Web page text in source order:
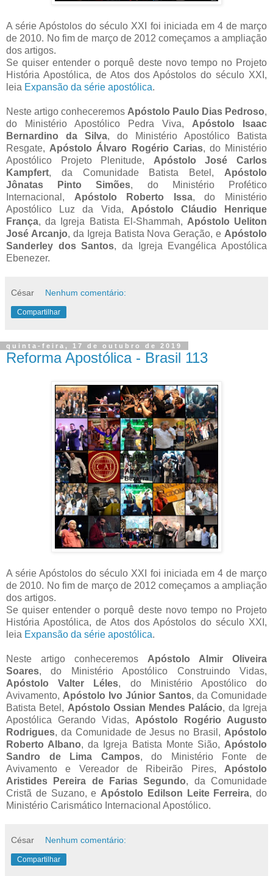
A série Apóstolos do século XXI foi iniciada em 4 de março
de 2010. No fim de março de 2012 começamos a ampliação
dos artigos.
Se quiser entender o porquê deste novo tempo no Projeto
História Apostólica, de Atos dos Apóstolos do século XXI,
leia Expansão da série apostólica.
Neste artigo conheceremos Apóstolo Paulo Dias Pedroso,
do Ministério Apostólico Pedra Viva, Apóstolo Isaac
Bernardino da Silva, do Ministério Apostólico Batista
Resgate, Apóstolo Álvaro Rogério Carias, do Ministério
Apostólico Projeto Plenitude, Apóstolo José Carlos
Kampfert, da Comunidade Batista Betel, Apóstolo
Jônatas Pinto Simões, do Ministério Profético
Internacional, Apóstolo Roberto Issa, do Ministério
Apostólico Luz da Vida, Apóstolo Cláudio Henrique
França, da Igreja Batista El-Shammah, Apóstolo Ueliton
José Arcanjo, da Igreja Batista Nova Geração, e Apóstolo
Sanderley dos Santos, da Igreja Evangélica Apostólica
Ebenezer.
César Nenhum comentário:
Compartilhar
quinta-feira, 17 de outubro de 2019
Reforma Apostólica - Brasil 113
A série Apóstolos do século XXI foi iniciada em 4 de março
de 2010. No fim de março de 2012 começamos a ampliação
dos artigos.
Se quiser entender o porquê deste novo tempo no Projeto
História Apostólica, de Atos dos Apóstolos do século XXI,
leia Expansão da série apostólica.
Neste artigo conheceremos Apóstolo Almir Oliveira
Soares, do Ministério Apostólico Construindo Vidas,
Apóstolo Valter Léles, do Ministério Apostólico do
Avivamento, Apóstolo Ivo Júnior Santos, da Comunidade
Batista Betel, Apóstolo Ossian Mendes Palácio, da Igreja
Apostólica Gerando Vidas, Apóstolo Rogério Augusto
Rodrigues, da Comunidade de Jesus no Brasil, Apóstolo
Roberto Albano, da Igreja Batista Monte Sião, Apóstolo
Sandro de Lima Campos, do Ministério Fonte de
Avivamento e Vereador de Ribeirão Pires, Apóstolo
Aristides Pereira de Farias Segundo, da Comunidade
Cristã de Suzano, e Apóstolo Edilson Leite Ferreira, do
Ministério Carismático Internacional Apostólico.
César Nenhum comentário:
Compartilhar